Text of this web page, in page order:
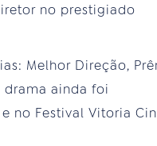
no prestigiado
Melhor Direção,
drama ainda foi
no Festival Vitoria